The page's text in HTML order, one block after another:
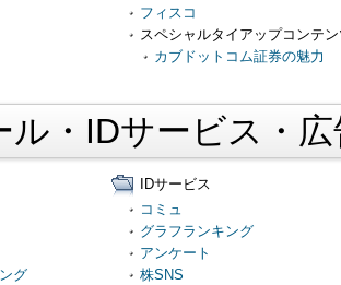
フィスコ
スペシャルタイアップコンテ
カブドットコム証券の魅力
ル・IDサービス・
グ
IDサービス
コミュ
グラフランキング
アンケート
株SNS